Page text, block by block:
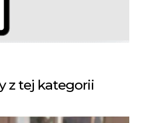
z tej kategorii